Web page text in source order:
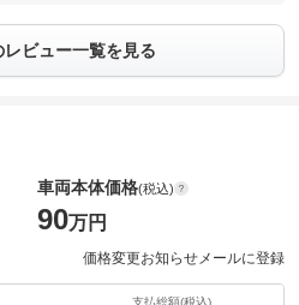
ビュー一覧を見る
車両本体価格(税込)
90万円
価格変更お知らせメールに登録
支払総額(税込)